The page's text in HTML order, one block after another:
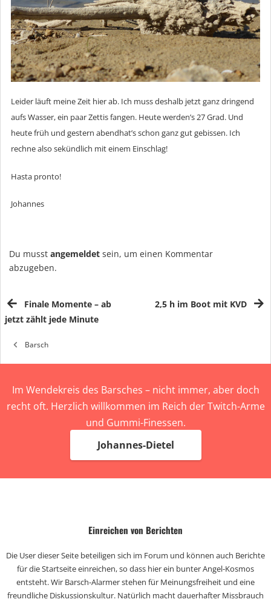
Leider läuft meine Zeit hier ab. Ich muss deshalb jetzt ganz dringend
aufs Wasser, ein paar Zettis fangen. Heute werden’s 27 Grad. Und
heute früh und gestern abendhat’s schon ganz gut gebissen. Ich
rechne also sekündlich mit einem Einschlag!
Hasta pronto!
Johannes
Du musst angemeldet sein, um einen Kommentar
abzugeben.
Finale Momente – ab
jetzt zählt jede Minute
2,5 h im Boot mit KVD
Barsch
Im Wendekreis des Barsches – nicht immer, aber doch
recht oft. Herzlich willkommen im Reich der Twitch-Arme
und Gummi-Finessen.
Johannes-Dietel
Einreichen von Berichten
Die User dieser Seite beteiligen sich im Forum und können auch Berichte
für die Startseite einreichen, so dass hier ein bunter Angel-Kosmos
entsteht. Wir Barsch-Alarmer stehen für Meinungsfreiheit und eine
freundliche Diskussionskultur. Natürlich macht dauerhafter Missbrauch